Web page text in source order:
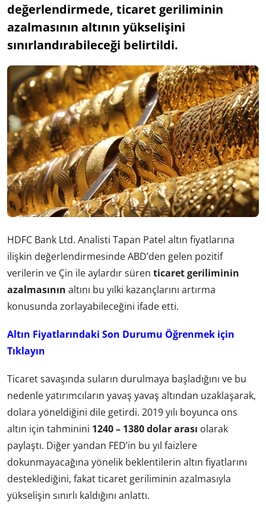
değerlendirmede, ticaret geriliminin
azalmasının altının yükselişini
sınırlandırabileceği belirtildi.
HDFC Bank Ltd. Analisti Tapan Patel altın fiyatlarına
ilişkin değerlendirmesinde ABD’den gelen pozitif
verilerin ve Çin ile aylardır süren ticaret geriliminin
azalmasının altını bu yılki kazançlarını artırma
konusunda zorlayabileceğini ifade etti.
Altın Fiyatlarındaki Son Durumu Öğrenmek için
Tıklayın
Ticaret savaşında suların durulmaya başladığını ve bu
nedenle yatırımcıların yavaş yavaş altından uzaklaşarak,
dolara yöneldiğini dile getirdi. 2019 yılı boyunca ons
altın için tahminini 1240 – 1380 dolar arası olarak
paylaştı. Diğer yandan FED’in bu yıl faizlere
dokunmayacağına yönelik beklentilerin altın fiyatlarını
desteklediğini, fakat ticaret geriliminin azalmasıyla
yükselişin sınırlı kaldığını anlattı.